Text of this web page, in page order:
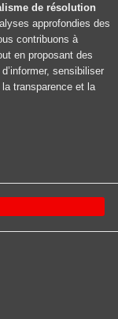
de résolution
approfondies des
contribuons à
en proposant des
sensibiliser
transparence et la